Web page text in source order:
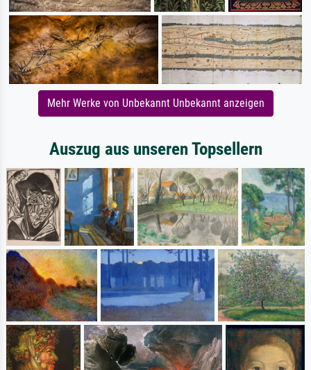
Mehr Werke von Unbekannt Unbekannt anzeigen
Auszug aus unseren Topsellern